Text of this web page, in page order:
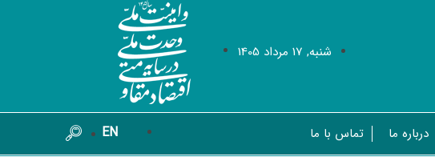
شنبه, 17 مرداد 1405
درباره ما تماس با ما EN